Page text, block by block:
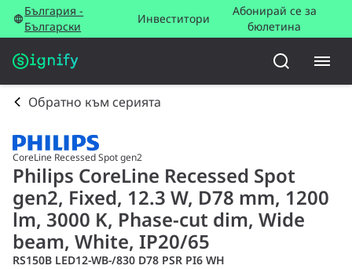
България -
Български
Инвеститори
Абонирай се за
бюлетина
Обратно към серията
CoreLine Recessed Spot gen2
Philips CoreLine Recessed Spot
gen2, Fixed, 12.3 W, D78 mm, 1200
lm, 3000 K, Phase-cut dim, Wide
beam, White, IP20/65
RS150B LED12-WB-/830 D78 PSR PI6 WH